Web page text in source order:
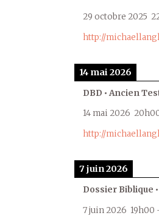
29 octobre 2025
http://
14 mai 2026
DBD • Ancien
14 mai 2026
http://
7 juin 2026
Dossier Biblique
7 juin 2026 19h00